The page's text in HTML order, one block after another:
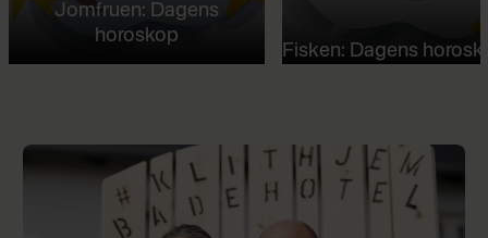
Jomfruen: Dagens
horoskop
Fisken: Dagens